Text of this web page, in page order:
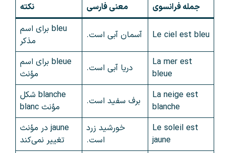
جمله فرانسوی معنی فارسی نکته
Le ciel est bleu آسمان آبی است.
bleu برای اسم
مذکر
La mer est
bleue
دریا آبی است.
bleue برای اسم
مؤنث
La neige est
blanche
برف سفید است.
blanche شکل
مؤنث blanc
Le soleil est
jaune
خورشید زرد
است.
jaune در مؤنث
تغییر نمی‌کند